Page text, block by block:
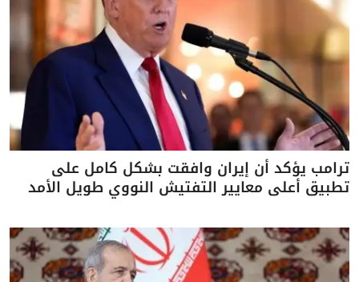
ترامب يؤكد أن إيران وافقت بشكل كامل على
تطبيق أعلى معايير التفتيش النووي طويل الأمد